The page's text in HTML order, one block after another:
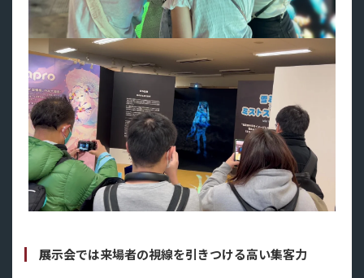
展示会では来場者の視線を引きつける高い集客力